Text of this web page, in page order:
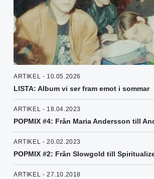
ARTIKEL - 10.05.2026
LISTA: Album vi ser fram emot i sommar
ARTIKEL - 18.04.2023
POPMIX #4: Från Maria Andersson till
ARTIKEL - 20.02.2023
POPMIX #2: Från Slowgold till
ARTIKEL - 27.10.2018